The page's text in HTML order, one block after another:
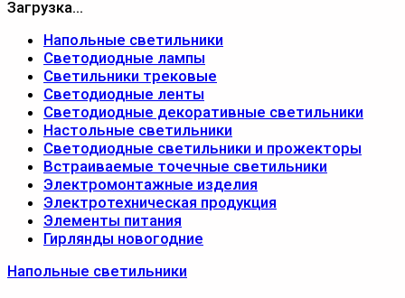
Загрузка...
Напольные светильники
Светодиодные лампы
Светильники трековые
Светодиодные ленты
Светодиодные декоративные светильники
Настольные светильники
Светодиодные светильники и прожекторы
Встраиваемые точечные светильники
Электромонтажные изделия
Электротехническая продукция
Элементы питания
Гирлянды новогодние
Напольные светильники